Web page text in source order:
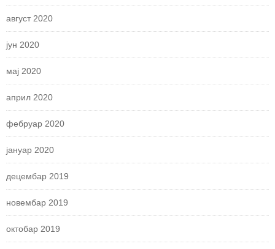
август 2020
јун 2020
мај 2020
април 2020
фебруар 2020
јануар 2020
децембар 2019
новембар 2019
октобар 2019